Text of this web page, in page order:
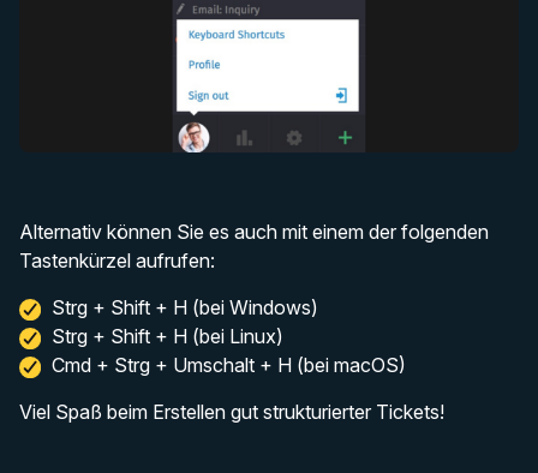
Alternativ können Sie es auch mit einem der folgenden
Tastenkürzel aufrufen:
Strg + Shift + H (bei Windows)
Strg + Shift + H (bei Linux)
Cmd + Strg + Umschalt + H (bei macOS)
Viel Spaß beim Erstellen gut strukturierter Tickets!